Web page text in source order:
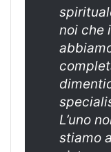
noi che
L’uno
stiamo